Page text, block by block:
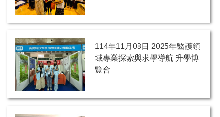
114年11月08日 2025年醫護領
域專業探索與求學導航 升學博
覽會